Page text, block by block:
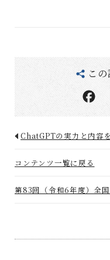
こ
ChatGPTの実力と内容
コンテンツ一覧に戻る
第83回（令和6年度）全